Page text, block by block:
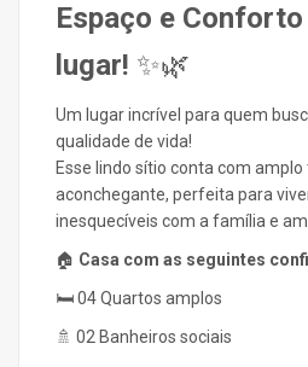
Espaço e
lugar! ✨🌿
Um lugar incrível para quem
qualidade de vida!
Esse lindo sítio conta com
aconchegante, perfeita para
inesquecíveis com a família e
🏠 Casa com as seguintes
🛏️ 04 Quartos amplos
🚿 02 Banheiros sociais